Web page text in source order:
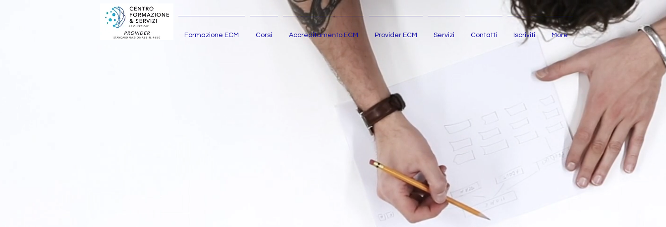
Formazione ECM Corsi Accreditamento ECM Provider ECM Servizi Contatti Iscriviti More